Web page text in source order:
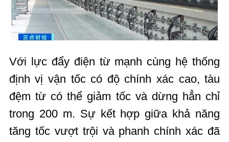
Với lực đẩy điện từ mạnh cùng hệ thống
định vị vận tốc có độ chính xác cao, tàu
đệm từ có thể giảm tốc và dừng hẳn chỉ
trong 200 m. Sự kết hợp giữa khả năng
tăng tốc vượt trội và phanh chính xác đã